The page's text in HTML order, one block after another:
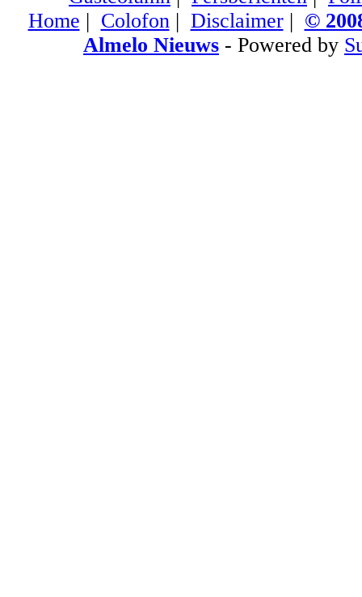
Home | Colofon| Disclaimer| ©
Almelo Nieuws - Powered by